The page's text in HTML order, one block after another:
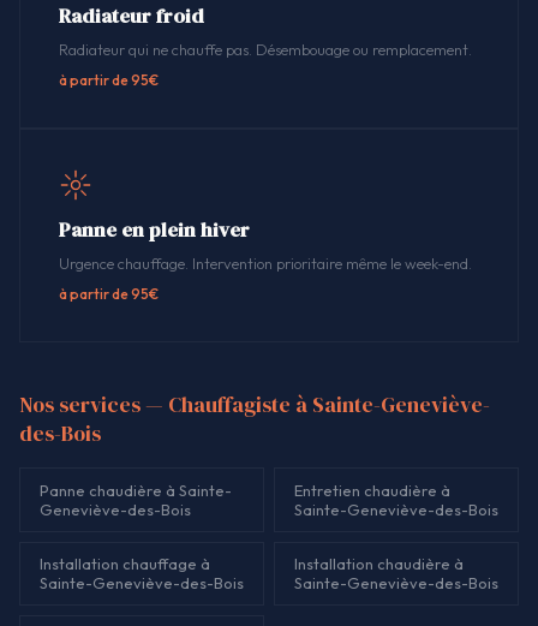
Radiateur froid
Radiateur qui ne chauffe pas. Désembouage ou remplacement.
à partir de 95€
Panne en plein hiver
Urgence chauffage. Intervention prioritaire même le week-end.
à partir de 95€
Nos services — Chauffagiste à Sainte-Geneviève-
des-Bois
Panne chaudière à Sainte-
Geneviève-des-Bois
Entretien chaudière à
Sainte-Geneviève-des-Bois
Installation chauffage à
Sainte-Geneviève-des-Bois
Installation chaudière à
Sainte-Geneviève-des-Bois